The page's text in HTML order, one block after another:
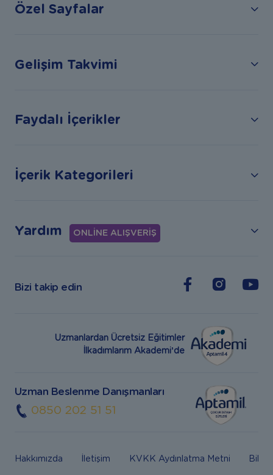
Özel Sayfalar
Gelişim Takvimi
Faydalı İçerikler
İçerik Kategorileri
Yardım ONLİNE ALIŞVERİŞ
Bizi takip edin
Uzmanlardan Ücretsiz Eğitimler
İlkadımlarım Akademi’de
Uzman Beslenme Danışmanları
0850 202 51 51
Hakkımızda İletişim KVKK Aydınlatma Metni Bilgi